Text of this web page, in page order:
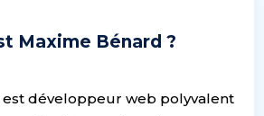
Maxime Bénard ?
est développeur web polyvalent